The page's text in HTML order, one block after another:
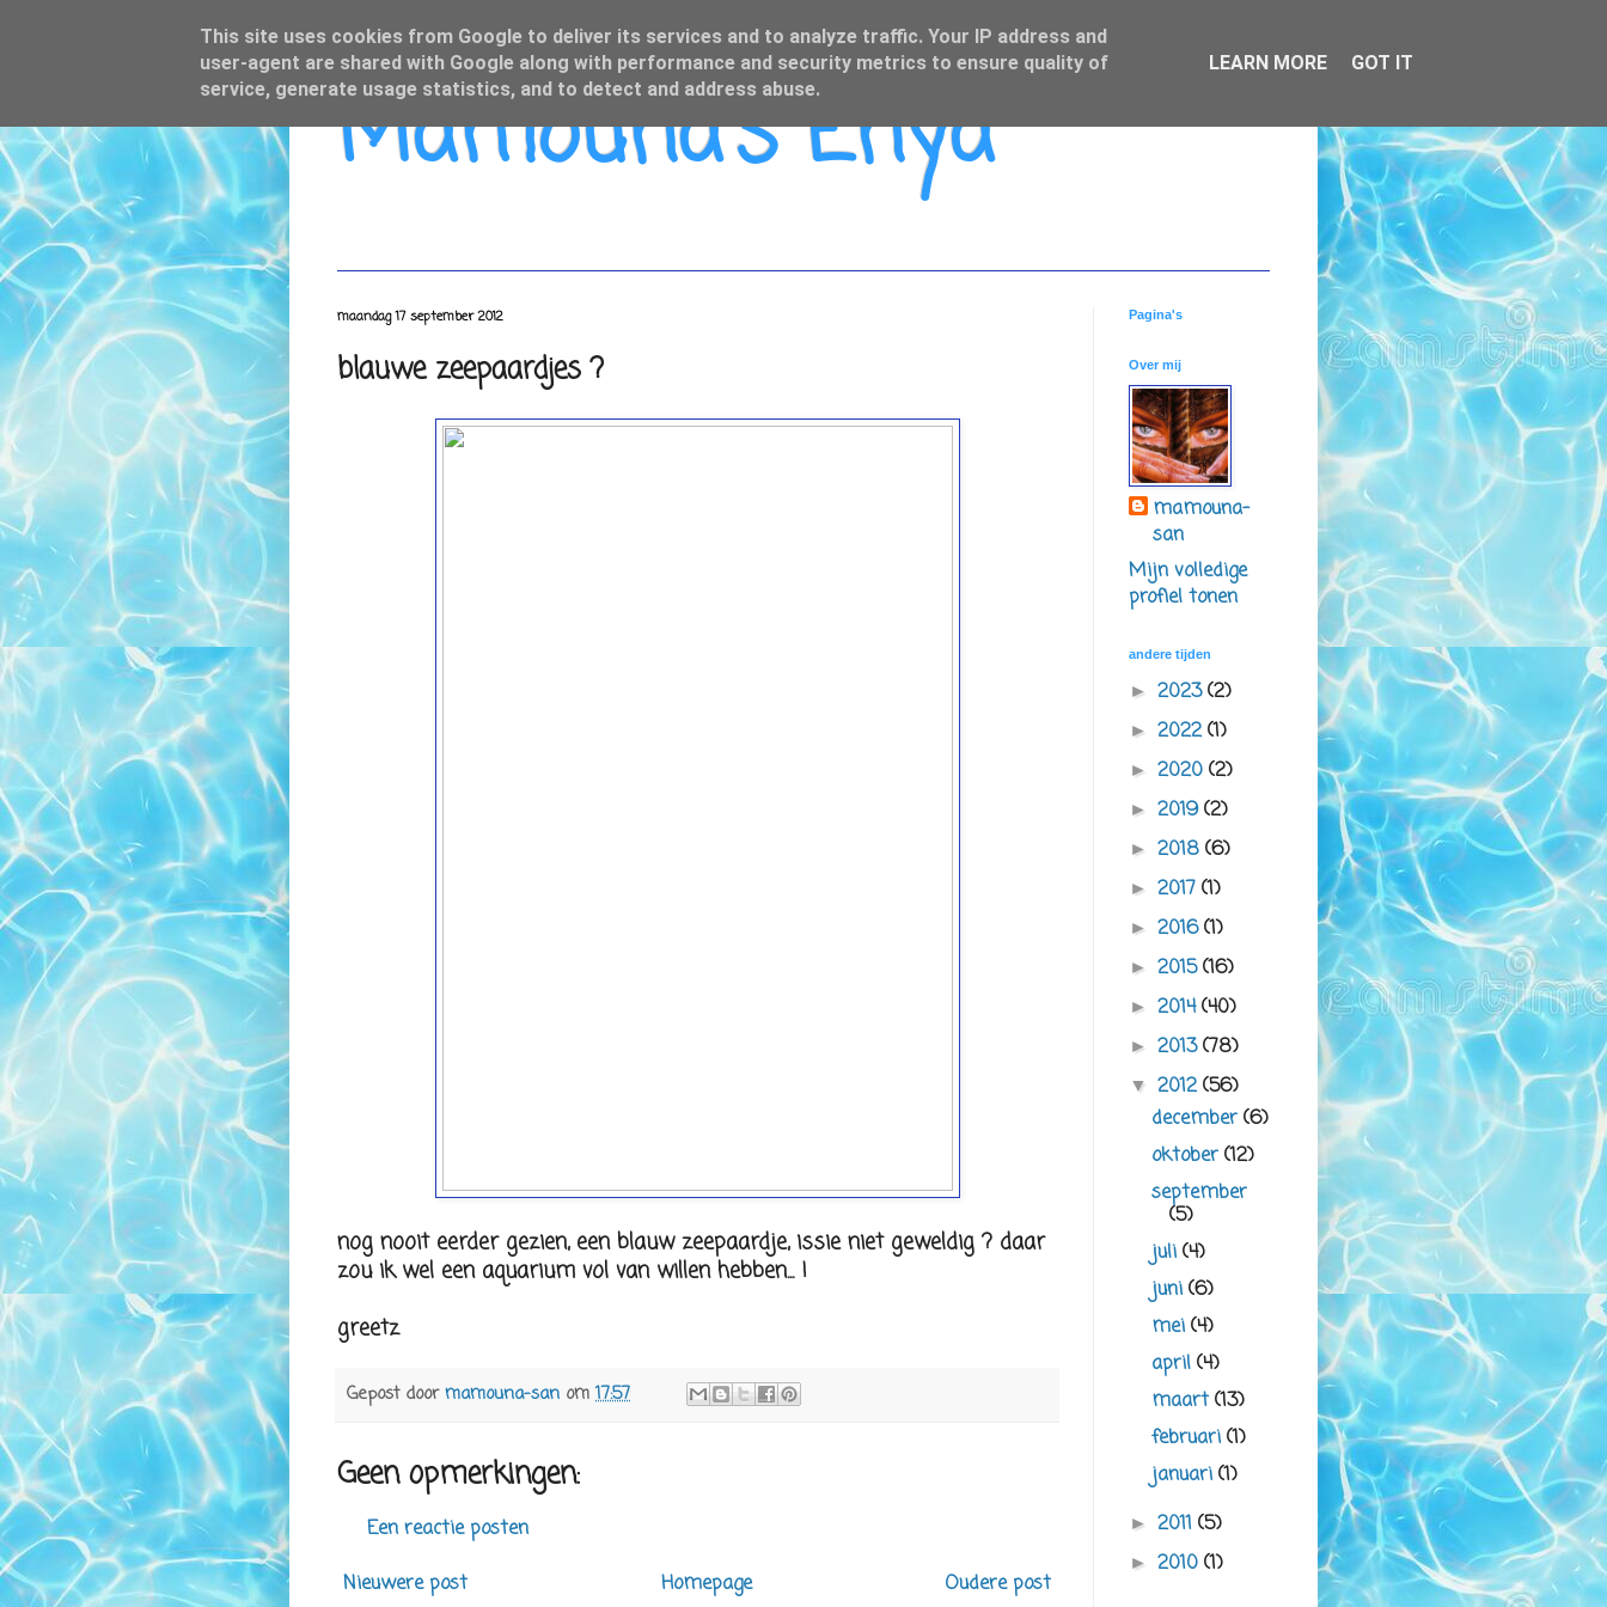
Mamouna's Enya
maandag 17 september 2012
blauwe zeepaardjes ?
nog nooit eerder gezien, een blauw zeepaardje, issie niet geweldig ? daar
zou ik wel een aquarium vol van willen hebben... !
greetz
Gepost doormamouna-san om 17:57
Geen opmerkingen:
Een reactie posten
Nieuwere post
Oudere post
Homepage
Pagina's
Over mij
mamouna-
san
Mijn volledige
profiel tonen
andere tijden
► 2023(2)
► 2022(1)
► 2020 (2)
► 2019(2)
► 2018 (6)
► 2017 (1)
► 2016(1)
► 2015(16)
► 2014(40)
► 2013(78)
▼ 2012(56)
december(6)
oktober(12)
september
(5)
juli(4)
juni(6)
mei(4)
april(4)
maart(13)
februari(1)
januari(1)
► 2011 (5)
► 2010 (1)
This site uses cookies from Google to deliver its services and to analyze traffic. Your IP address and
user-agent are shared with Google along with performance and security metrics to ensure quality of
service, generate usage statistics, and to detect and address abuse.
LEARN MORE GOT IT